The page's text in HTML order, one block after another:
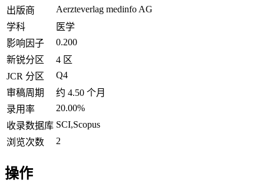
出版商
Aerzteverlag medinfo AG
学科
医学
影响因子
0.200
新锐分区
4 区
JCR 分区
Q4
审稿周期
约 4.50 个月
录用率
20.00%
收录数据库 SCI,Scopus
浏览次数
2
操作